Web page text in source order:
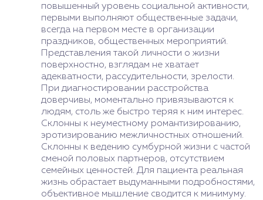
повышенный уровень социальной активности,
первыми выполняют общественные задачи,
всегда на первом месте в организации
праздников, общественных мероприятий.
Представления такой личности о жизни
поверхностно, взглядам не хватает
адекватности, рассудительности, зрелости.
При диагностировании расстройства
доверчивы, моментально привязываются к
людям, столь же быстро теряя к ним интерес.
Склонны к неуместному романтизированию,
эротизированию межличностных отношений.
Склонны к ведению сумбурной жизни с частой
сменой половых партнеров, отсутствием
семейных ценностей. Для пациента реальная
жизнь обрастает выдуманными подробностями,
объективное мышление сводится к минимуму.